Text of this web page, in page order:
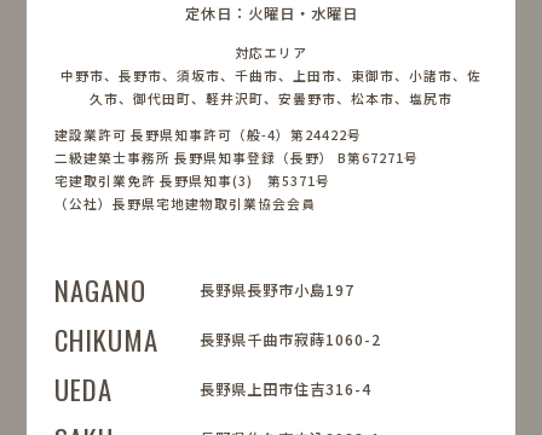
定休日：火曜日・水曜日
対応エリア
中野市、長野市、須坂市、千曲市、上田市、東御市、小諸市、佐
久市、御代田町、軽井沢町、安曇野市、松本市、塩尻市
建設業許可 長野県知事許可（般-4）第24422号
二級建築士事務所 長野県知事登録（長野） B第67271号
宅建取引業免許 長野県知事(3) 第5371号
（公社）長野県宅地建物取引業協会会員
NAGANO 長野県長野市小島197
CHIKUMA 長野県千曲市寂蒔1060-2
UEDA 長野県上田市住吉316-4